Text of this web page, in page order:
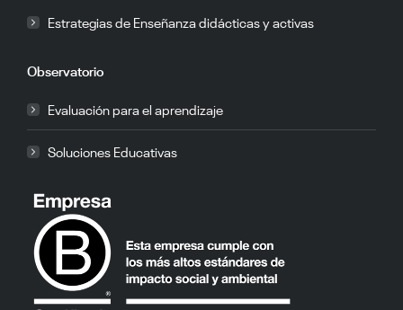
Estrategias de Enseñanza didácticas y activas
Observatorio
Evaluación para el aprendizaje
Soluciones Educativas